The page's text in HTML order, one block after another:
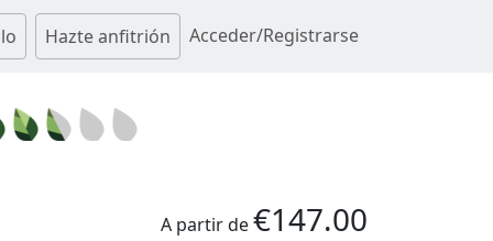
Hazte anfitrión Acceder/Registrarse
A partir de€147.00